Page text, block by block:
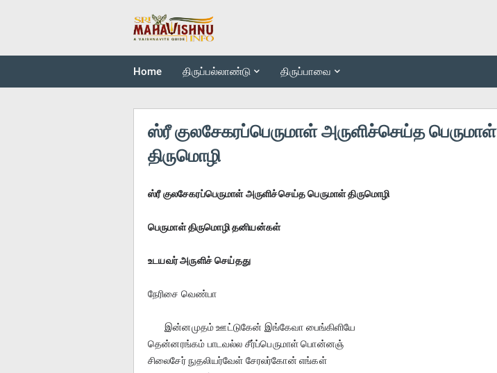
Home திருப்பல்லாண்டு திருப்பாவை
ஸ்ரீ குலசேகரப்பெருமாள் அருளிச்செய்த பெருமாள்
திருமொழி
ஸ்ரீ குலசேகரப்பெருமாள் அருளிச்செய்த பெருமாள் திருமொழி
பெருமாள் திருமொழி தனியன்கள்
உடயவர் அருளிச் செய்தது
நேரிசை வெண்பா
இன்னமுதம் ஊட்டுகேன் இங்கேவா பைங்கிளியே
தென்னரங்கம் பாடவல்ல சீர்ப்பெருமாள் பொன்னஞ்
சிலைசேர் நுதலியர்வேள் சேரலர்கோன் எங்கள்